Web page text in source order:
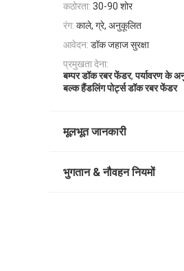
कठोरता: 30-90 शोर
रंग: काले, ग्रे, अनुकूलित
आवेदन: डॉक जहाज सुरक्षा
प्रमुखता देना:
बम्पर डॉक रबर फेंडर,पर्यावरण के
बल्क हैंडलिंग पोर्ट्स डॉक रबर फेंडर
मूलभूत जानकारी
भुगतान & नौवहन नियमों